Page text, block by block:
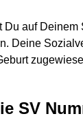
auf
Deine
SV